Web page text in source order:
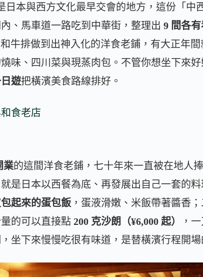
日本與西方文化最早交會的地方，這份「中
、馬車道一路吃到中華街，整理出 9 間各
牛排做到出神入化的洋食老鋪，有大正年
味、四川菜與現蒸肉包。不管你想坐下來
遊把橫濱美食路線排好。
食老店
業的這間洋食老鋪，七十年來一直被在地人
是日本以西餐為底、再發展出自己一套的
起來的蛋包飯 ，蛋液滑嫩、米飯帶著醬香
的可以直接點 200 克沙朗（¥6,000 起）
，
坐下來慢慢吃很有味道，是替橫濱行程開